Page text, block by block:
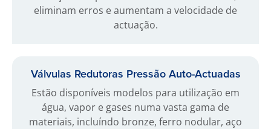
eliminam erros e aumentam a velocidade de
actuação.
Válvulas Redutoras Pressão Auto-Actuadas
Estão disponíveis modelos para utilização em
água, vapor e gases numa vasta gama de
materiais, incluíndo bronze, ferro nodular, aço